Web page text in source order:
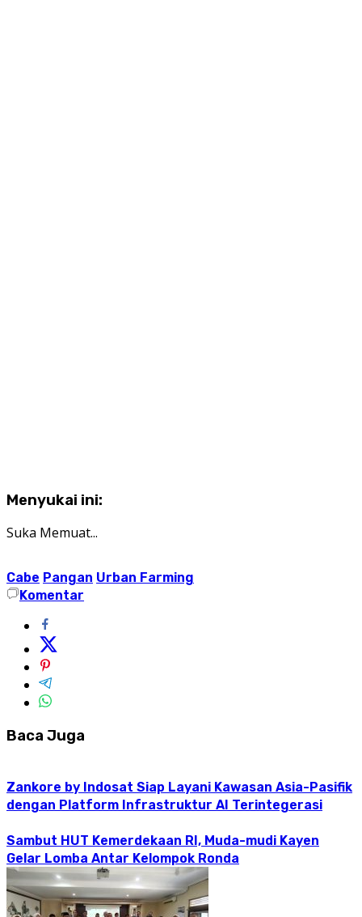
Menyukai ini:
Suka Memuat...
Cabe Pangan Urban Farming
Komentar
Baca Juga
Zankore by Indosat Siap Layani Kawasan Asia-Pasifik
dengan Platform Infrastruktur AI Terintegerasi
Sambut HUT Kemerdekaan RI, Muda-mudi Kayen
Gelar Lomba Antar Kelompok Ronda